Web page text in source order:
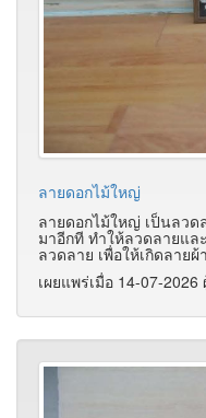
ลายดอกไม้ใหญ่
ลายดอกไม้ใหญ่ เป็นลว
มาอีกที ทำให้ลวดลายแ
ลวดลาย เพื่อให้เกิดลายผ้
เผยแพร่เมื่อ 14-07-2026